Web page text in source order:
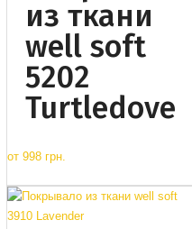
из ткани
well soft
5202
Turtledove
от 998 грн.